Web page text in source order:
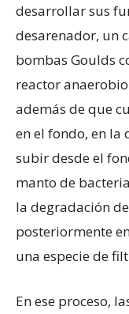
desarrollar sus
desarenador, un
bombas Goulds
reactor
además de que
en el fondo, en la
subir desde el
manto de
la degradación
posteriormente
una especie de
En ese proceso,